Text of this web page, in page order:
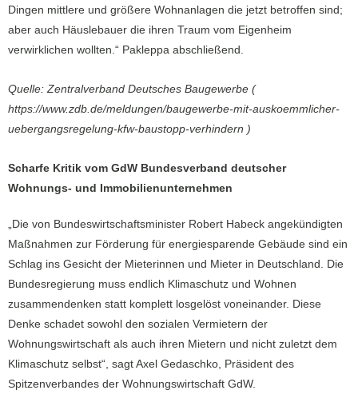
Dingen mittlere und größere Wohnanlagen die jetzt betroffen sind;
aber auch Häuslebauer die ihren Traum vom Eigenheim
verwirklichen wollten.“ Pakleppa abschließend.
Quelle: Zentralverband Deutsches Baugewerbe (
https://www.zdb.de/meldungen/baugewerbe-mit-auskoemmlicher-
uebergangsregelung-kfw-baustopp-verhindern )
Scharfe Kritik vom GdW Bundesverband deutscher
Wohnungs- und Immobilienunternehmen
„Die von Bundeswirtschaftsminister Robert Habeck angekündigten
Maßnahmen zur Förderung für energiesparende Gebäude sind ein
Schlag ins Gesicht der Mieterinnen und Mieter in Deutschland. Die
Bundesregierung muss endlich Klimaschutz und Wohnen
zusammendenken statt komplett losgelöst voneinander. Diese
Denke schadet sowohl den sozialen Vermietern der
Wohnungswirtschaft als auch ihren Mietern und nicht zuletzt dem
Klimaschutz selbst“, sagt Axel Gedaschko, Präsident des
Spitzenverbandes der Wohnungswirtschaft GdW.